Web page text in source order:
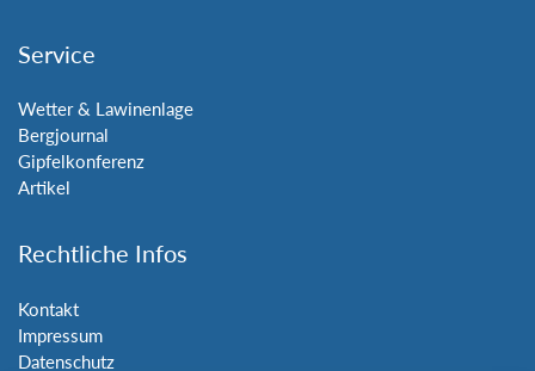
Service
Wetter & Lawinenlage
Bergjournal
Gipfelkonferenz
Artikel
Rechtliche Infos
Kontakt
Impressum
Datenschutz